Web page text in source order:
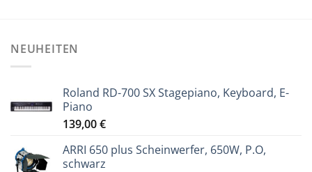
NEUHEITEN
Roland RD-700 SX Stagepiano, Keyboard, E-
Piano
139,00€
ARRI 650 plus Scheinwerfer, 650W, P.O,
schwarz